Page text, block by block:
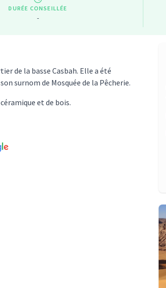
DURÉE CONSEILLÉE
-
de la basse Casbah. Elle a été
surnom de Mosquée de la Pêcherie.
et de bois.